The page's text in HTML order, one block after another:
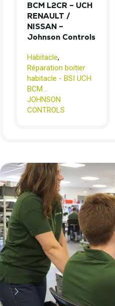
BCM L2CR – UCH
RENAULT /
NISSAN –
Johnson Controls
Habitacle,
Réparation boitier
habitacle - BSI UCH
BCM...
JOHNSON
CONTROLS